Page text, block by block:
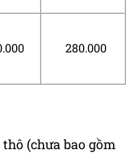
280.000
(chưa bao gồm